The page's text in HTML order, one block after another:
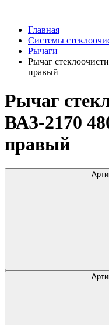
Главная
Системы
Рычаги
Рычаг
правый
Рычаг
ВАЗ-2170
правый